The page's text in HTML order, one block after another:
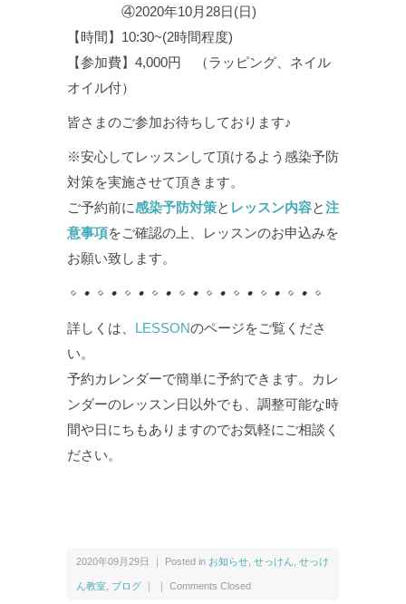
④2020年10月28日(日)
【時間】10:30~(2時間程度)
【参加費】4,000円 （ラッピング、ネイル
オイル付）
皆さまのご参加お待ちしております♪
※安心してレッスンして頂けるよう感染予防
対策を実施させて頂きます。
ご予約前に感染予防対策と レッスン内容と注
意事項をご確認の上、レッスンのお申込みを
お願い致します。
◇●◇●◇●◇●◇●◇●◇●◇●◇●◇
詳しくは、 LESSONのページをご覧くださ
い。
予約カレンダーで簡単に予約できます。カレ
ンダーのレッスン日以外でも、調整可能な時
間や日にちもありますのでお気軽にご相談く
ださい。
2020年09月29日 ｜ Posted in お知らせ せっけん せっけ
ん教室 ブログ ｜ ｜ Comments Closed